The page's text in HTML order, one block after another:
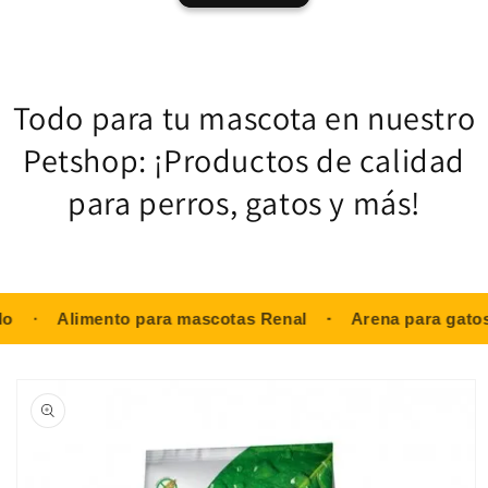
Todo para tu mascota en nuestro
Petshop: ¡Productos de calidad
para perros, gatos y más!
Alimento para mascotas Renal Arena para gatos
del producto